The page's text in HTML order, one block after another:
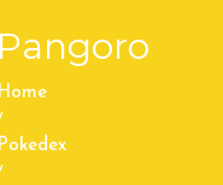
Pangoro
Home
Pokedex